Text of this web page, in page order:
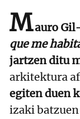
Mauro
que me
jartzen ditu
arkitektura
egiten duen
izaki